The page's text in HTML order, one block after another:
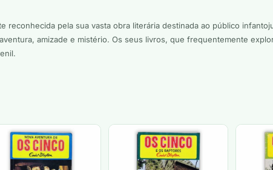
reconhecida pela sua vasta obra literária destinada ao público
amizade e mistério. Os seus livros, que frequentemente